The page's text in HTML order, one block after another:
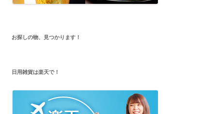
お探しの物、見つかります！
日用雑貨は楽天で！